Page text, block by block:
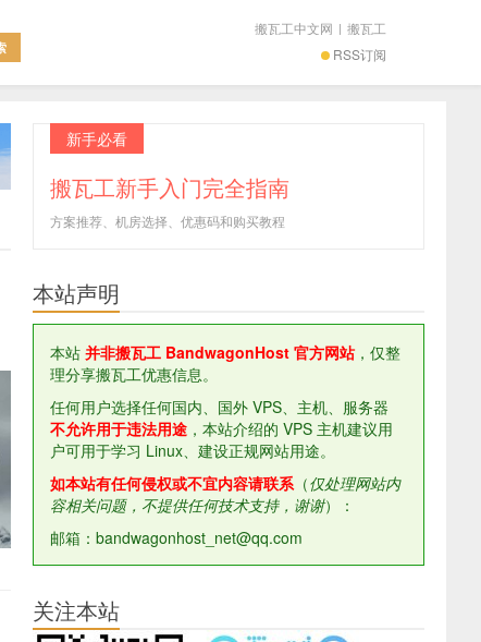
RSS订阅
搬瓦工中文网 | 搬瓦工
新手必看
搬瓦工新手入门完全指南
方案推荐、机房选择、优惠码和购买教程
本站声明
本站 并非搬瓦工 BandwagonHost 官方网站，仅整
理分享搬瓦工优惠信息。
任何用户选择任何国内、国外 VPS、主机、服务器
不允许用于违法用途 ，本站介绍的 VPS 主机建议用
户可用于学习 Linux、建设正规网站用途。
如本站有任何侵权或不宜内容请联系（仅处理网站内
容相关问题，不提供任何技术支持，谢谢）：
邮箱：bandwagonhost_net@qq.com
关注本站